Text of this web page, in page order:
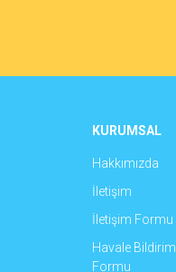
KURUMSAL
Hakkımızda
İletişim
İletişim Formu
Havale Bildirim
Formu